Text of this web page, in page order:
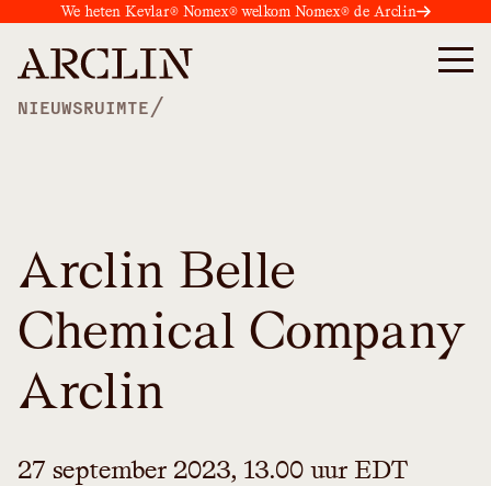
We heten Kevlar® Nomex® welkom Nomex® de Arclin
NIEUWSRUIMTE /
Arclin Belle
Chemical Company
Arclin
27 september 2023, 13.00 uur EDT